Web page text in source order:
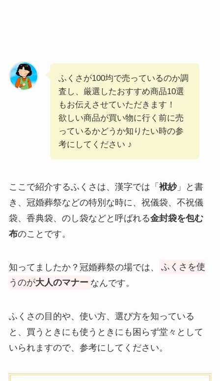
ふくさが100均で売っているのか調
査し、厳選したおすすめ商品10選
もお伝えさせていただきます！
欲しい商品が買い物に行く前に売
っているかどうか知りたい時の参
考にしてください ♪
ここで紹介するふくさは、漢字では「 袱紗」と書
き、冠婚葬祭などの特別な時に、祝儀袋、不祝儀
袋、香典袋、のし袋などと呼ばれる金封袋を包む
布のことです。
知ってましたか？冠婚葬祭の場では、
ふくさを使
うのが大人のマナー なんです。
ふくさの目的や、使い方、選び方を知っている
と、買うときにも使うときにも困らず堂々として
いられますので、参考にしてください。